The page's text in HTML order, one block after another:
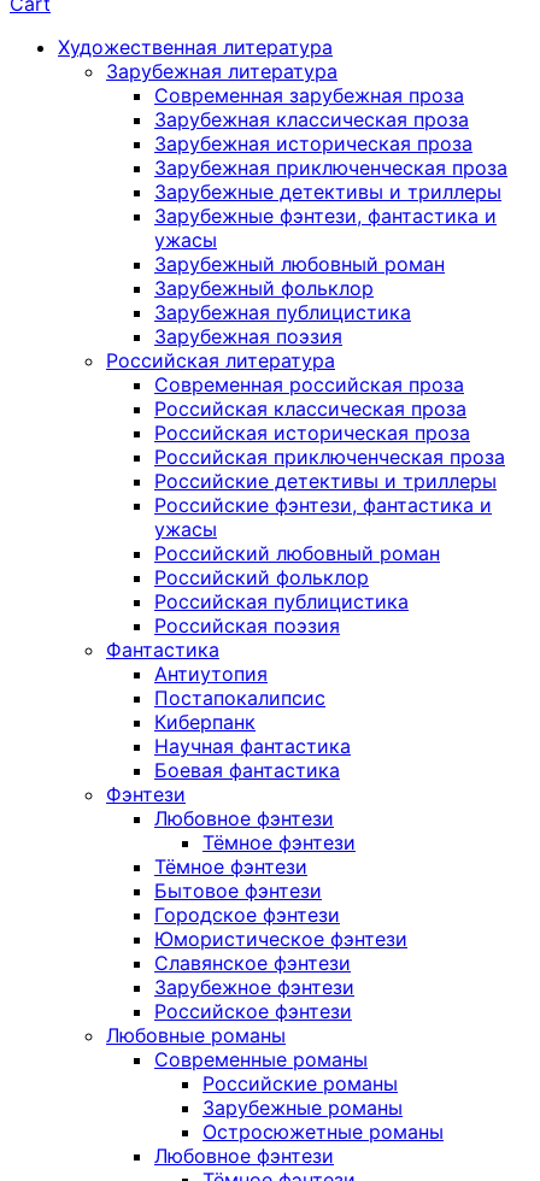
Художественная литература
Зарубежная литература
Современная зарубежная проза
Зарубежная классическая проза
Зарубежная историческая проза
Зарубежная приключенческая проза
Зарубежные детективы и триллеры
Зарубежные фэнтези, фантастика и
ужасы
Зарубежный любовный роман
Зарубежный фольклор
Зарубежная публицистика
Зарубежная поэзия
Российская литература
Современная российская проза
Российская классическая проза
Российская историческая проза
Российская приключенческая проза
Российские детективы и триллеры
Российские фэнтези, фантастика и
ужасы
Российский любовный роман
Российский фольклор
Российская публицистика
Российская поэзия
Фантастика
Антиутопия
Постапокалипсис
Киберпанк
Научная фантастика
Боевая фантастика
Фэнтези
Любовное фэнтези
Тёмное фэнтези
Тёмное фэнтези
Бытовое фэнтези
Городское фэнтези
Юмористическое фэнтези
Славянское фэнтези
Зарубежное фэнтези
Российское фэнтези
Любовные романы
Современные романы
Российские романы
Зарубежные романы
Остросюжетные романы
Любовное фэнтези